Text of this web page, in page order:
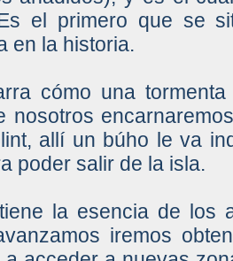
el primero que se
en la historia.
cómo una
nosotros
allí un búho le va
poder salir de la isla.
la esencia de los
iremos